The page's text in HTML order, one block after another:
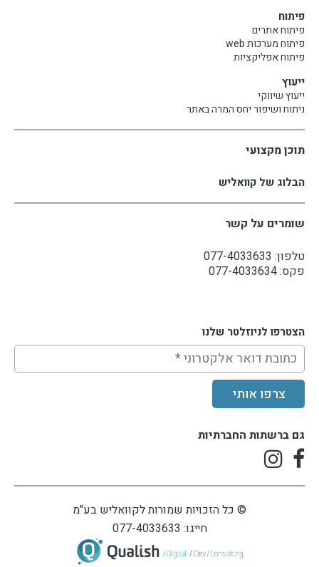
פיתוח
פיתוח אתרים
פיתוח מערכות web
פיתוח אפליקציות
ייעוץ
ייעוץ שיווקי
ניתוח ושיפור יחס המרה באתר
תוכן מקצועי
הבלוג של קוואליש
שומרים על קשר
טלפון: 077-4033633
פקס: 077-4033634
הצטרפו לניוזלטר שלנו
צרפו אותי
גם ברשתות החברתיות
© כל הזכויות שמורות לקוואליש בע"מ
חייגו: 077-4033633